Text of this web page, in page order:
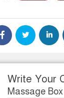
Write Your
Massage Box